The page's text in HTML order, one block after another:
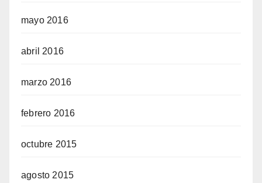
mayo 2016
abril 2016
marzo 2016
febrero 2016
octubre 2015
agosto 2015